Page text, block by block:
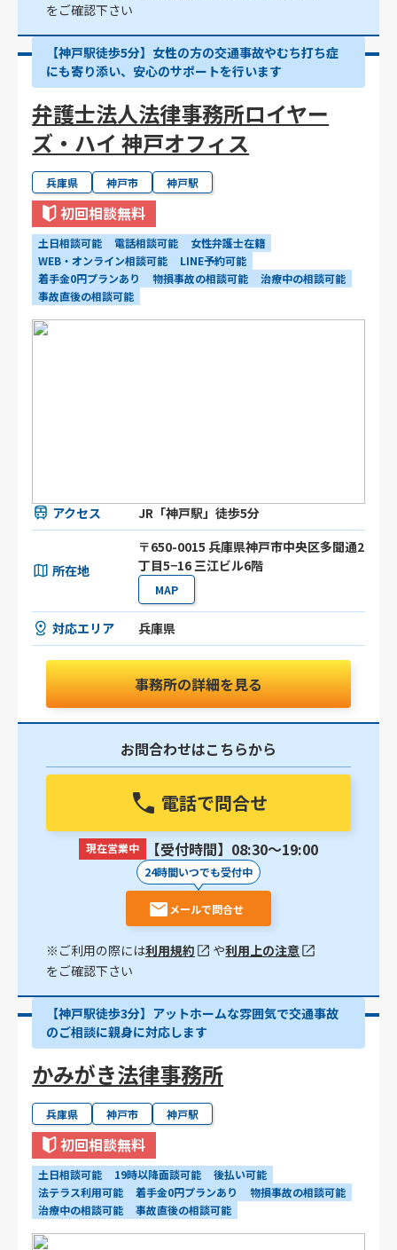
をご確認下さい
【神戸駅徒歩5分】女性の方の交通事故やむち打ち症
にも寄り添い、安心のサポートを行います
弁護士法人法律事務所ロイヤー
ズ・ハイ 神戸オフィス
兵庫県 神戸市 神戸駅
初回相談無料
土日相談可能 電話相談可能
女性弁護士在籍
WEB・オンライン相談可能
LINE予約可能
着手金0円プランあり
物損事故の相談可能
治療中の相談可能
事故直後の相談可能
アクセス JR「神戸駅」徒歩5分
所在地
〒650-0015 兵庫県神戸市中央区多聞通2
丁目5−16 三江ビル6階
MAP
対応エリア 兵庫県
事務所の詳細を見る
お問合わせはこちらから
電話で問合せ
現在営業中 【受付時間】08:30〜19:00
24時間いつでも受付中
メールで問合せ
※ご利用の際には利用規約 や利用上の注意
をご確認下さい
【神戸駅徒歩3分】アットホームな雰囲気で交通事故
のご相談に親身に対応します
かみがき法律事務所
兵庫県 神戸市 神戸駅
初回相談無料
土日相談可能 19時以降面談可能
後払い可能
法テラス利用可能
着手金0円プランあり
物損事故の相談可能
治療中の相談可能
事故直後の相談可能